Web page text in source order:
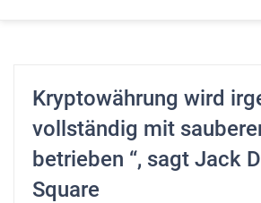
Kryptowährung wird
vollständig mit
betrieben “, sagt Jack
Square